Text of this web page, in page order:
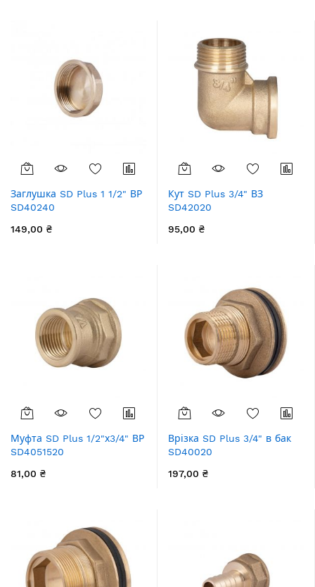
Заглушка SD Plus 1 1/2" ВР
SD40240
149,00 ₴
Кут SD Plus 3/4" ВЗ
SD42020
95,00 ₴
Муфта SD Plus 1/2"х3/4" ВР
SD4051520
81,00 ₴
Врізка SD Plus 3/4" в бак
SD40020
197,00 ₴